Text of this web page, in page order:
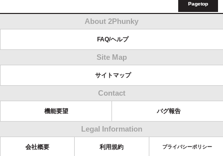
Pagetop
About 2Phunky
FAQ/ヘルプ
Site Map
サイトマップ
Contact
機能要望 バグ報告
Legal Information
会社概要 利用規約 プライバシーポリシー